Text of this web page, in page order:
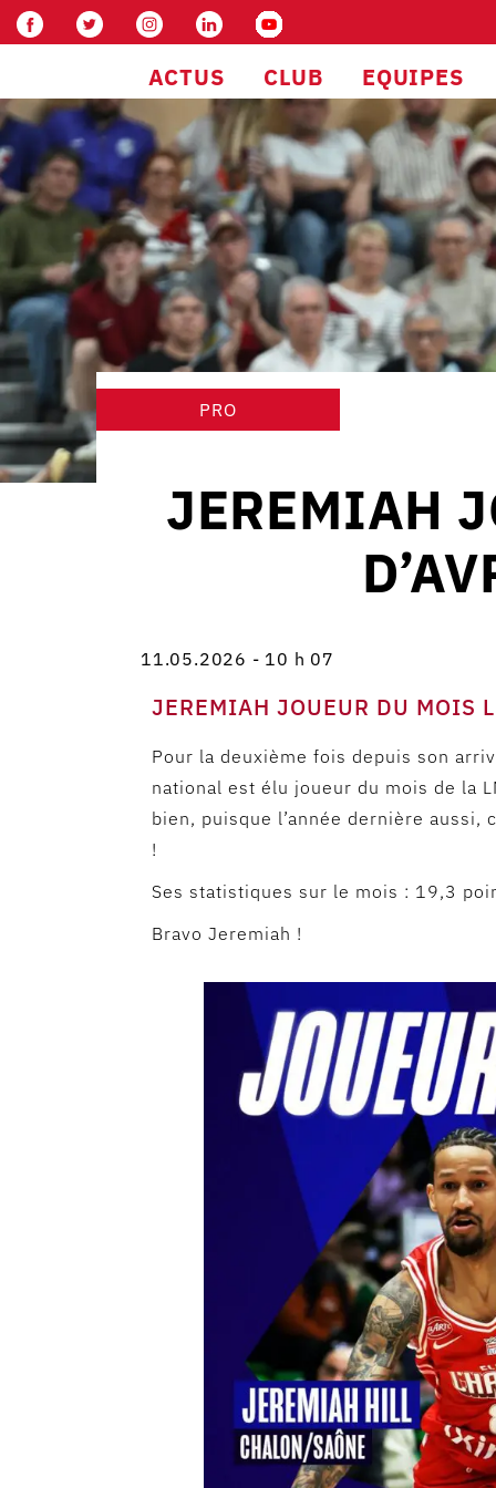
ACTUS CLUB EQUIPES
PRO
JEREMIAH
11.05.2026 - 10 h 07
JEREMIAH JOUEUR DU MOIS
Pour la deuxième fois depuis son
national est élu joueur du mois de la
bien, puisque l’année dernière aussi,
!
Ses statistiques sur le mois : 19,3
Bravo Jeremiah !